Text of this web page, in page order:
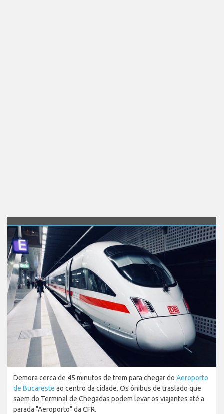
Demora cerca de 45 minutos de trem para chegar do Aeroporto
de Bucareste ao centro da cidade. Os ônibus de traslado que
saem do Terminal de Chegadas podem levar os viajantes até a
parada "Aeroporto" da CFR.